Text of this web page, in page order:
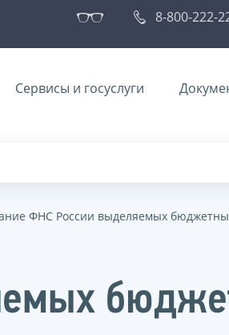
8-800-222-
Сервисы и госуслуги
ФНС России выделяемых